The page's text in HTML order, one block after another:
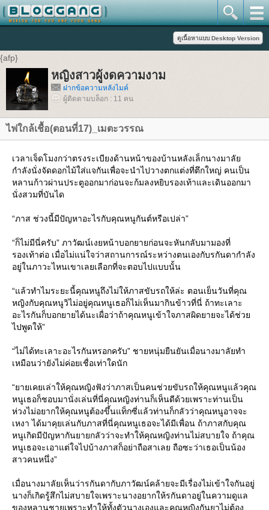
{afp}
หญิงสาวผู้งดความงาม
ฝากข้อความหลังไมค์
ผู้ติดตามบล็อก : 11 คน
ไฟใกล้เชื้อ(ตอนที่17)_เมตะวรรณ
เวลาเจ็ดโมงกว่าตรงระเบียงด้านหน้าของบ้านหลังเล็กนางมาลัย
กำลังนั่งจัดดอกไม้ใส่แจกันเพื่อจะนำไปวางตกแต่งที่ตึกใหญ่ คนเป็น
หลานก้าวผ่านประตูออกมาก่อนจะก้มลงหยิบรองเท้าและเดินออกมา
นั่งสวมที่บันได
“ภาส ช่วงนี้มีปัญหาอะไรกับคุณหนูกันต์หรือเปล่า”
“ก็ไม่มีนี่ครับ” ภาวัฒน์เงยหน้าบอกยายก่อนจะหันกลับมามองที่
รองเท้าต่อ เมื่อไม่แน่ใจว่าสถานการณ์ระหว่างตนเองกับรกันดากำลัง
อยู่ในภาวะไหนเขาเลยเลือกที่จะตอบไปแบบนั้น
“แล้วทำไมระยะนี้คุณหนูถึงไม่ให้ภาสขับรถให้ล่ะ ตอนเย็นวันที่คุณ
หญิงกับคุณหนูวิไม่อยู่คุณหนูเธอก็ไม่เห็นมากินข้าวที่นี่ ถ้าทะเลาะ
อะไรกันก็บอกยายได้นะเผื่อว่าถ้าคุณหนูเข้าใจภาสผิดยายจะได้ช่วย
ไปพูดให้”
“ไม่ได้ทะเลาะอะไรกันหรอกครับ” ชายหนุ่มยืนยันเมื่อนางมาลัยทำ
เหมือนว่ายังไม่ค่อยเชื่อเท่าใดนัก
“ยายเคยเล่าให้คุณหญิงฟังว่าภาสเป็นคนช่วยขับรถให้คุณหนูแล้วคุณ
หนูเธอก็ชอบมานั่งเล่นที่นี่คุณหญิงท่านก็เห็นดีด้วยเพราะท่านเป็น
ห่วงไม่อยากให้คุณหนูต้องขึ้นแท็กซี่แล้วท่านก็กลัวว่าคุณหนูอาจจะ
เหงา ได้มาคุยเล่นกับภาสที่นี่คุณหนูเธอจะได้มีเพื่อน ถ้าภาสกับคุณ
หนูเกิดมีปัญหากันยายกลัวว่าจะทำให้คุณหญิงท่านไม่สบายใจ ถ้าคุณ
หนูเธอจะเอาแต่ใจไปบ้างภาสก็อย่าถือสาเลย ถือซะว่าเธอเป็นน้อง
สาวคนหนึ่ง”
เมื่อนางมาลัยเห็นว่ารกันดากับภาวัฒน์คล้ายจะมีเรื่องไม่เข้าใจกันอยู่
นางก็เกิดรู้สึกไม่สบายใจเพราะนางอยากให้รกันดาอยู่ในความดูแล
ของหลานชายเพราะทำให้ทั้งตัวนางเองและคุณหญิงกันยาไม่ต้อง